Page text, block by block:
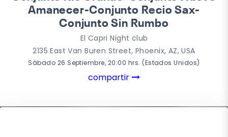
Amanecer-Conjunto Recio Sax-
Conjunto Sin Rumbo
El Capri Night club
2135 East Van Buren Street, Phoenix, AZ, USA
Sábado 26 Septiembre, 20:00 hrs. (Estados Unidos)
compartir